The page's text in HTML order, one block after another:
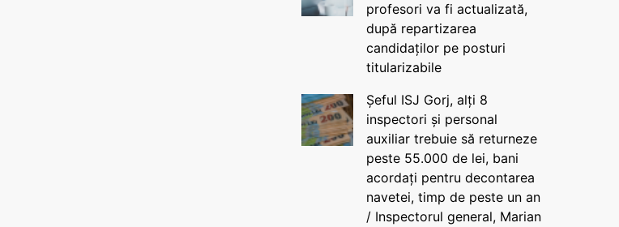
profesori va fi actualizată,
după repartizarea
candidaților pe posturi
titularizabile
Șeful ISJ Gorj, alți 8
inspectori și personal
auxiliar trebuie să returneze
peste 55.000 de lei, bani
acordați pentru decontarea
navetei, timp de peste un an
/ Inspectorul general, Marian